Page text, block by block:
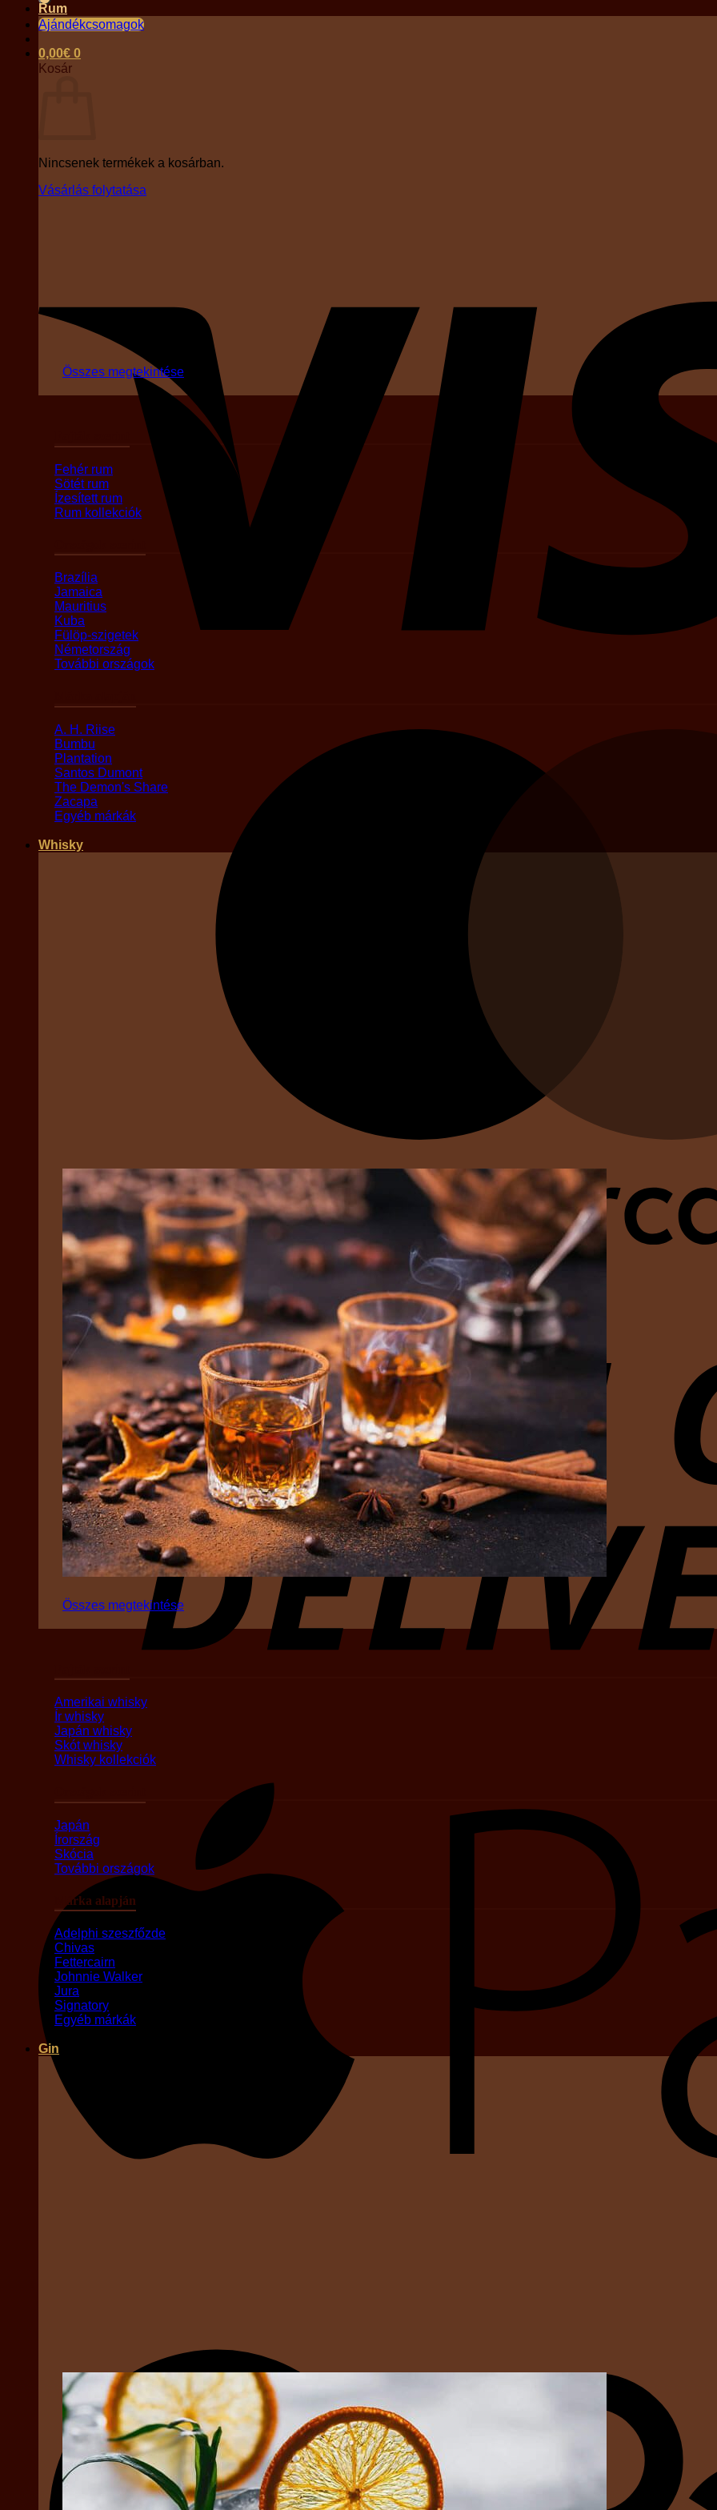
Ajándékcsomagok
0,00€ 0
Kosár
Nincsenek termékek a kosárban.
Vásárlás folytatása
Rum
Összes megtekintése
Fehér rum
Sötét rum
Ízesített rum
Rum kollekciók
Brazília
Jamaica
Mauritius
Kuba
Fülöp-szigetek
Németország
További országok
A. H. Riise
Bumbu
Plantation
Santos Dumont
The Demon's Share
Zacapa
Egyéb márkák
Whisky
Összes megtekintése
Amerikai whisky
Ír whisky
Japán whisky
Skót whisky
Whisky kollekciók
Japán
Írország
Skócia
További országok
Márka alapján
Adelphi szeszfőzde
Chivas
Fettercairn
Johnnie Walker
Jura
Signatory
Egyéb márkák
Gin